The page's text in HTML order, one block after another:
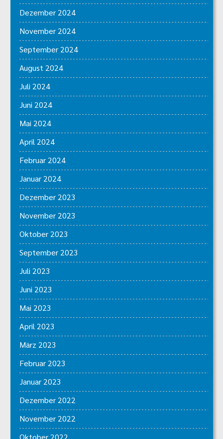
Dezember 2024
November 2024
September 2024
August 2024
Juli 2024
Juni 2024
Mai 2024
April 2024
Februar 2024
Januar 2024
Dezember 2023
November 2023
Oktober 2023
September 2023
Juli 2023
Juni 2023
Mai 2023
April 2023
März 2023
Februar 2023
Januar 2023
Dezember 2022
November 2022
Oktober 2022